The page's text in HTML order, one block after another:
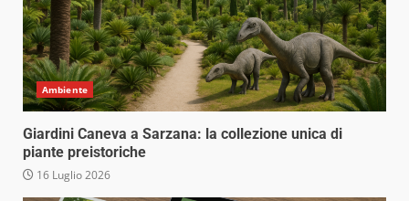
Ambiente
Giardini Caneva a Sarzana: la collezione unica di
piante preistoriche
16 Luglio 2026